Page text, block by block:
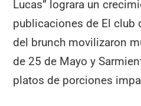
Lucas” lograra un
publicaciones de El club
del brunch movilizaron
de 25 de Mayo y
platos de porciones